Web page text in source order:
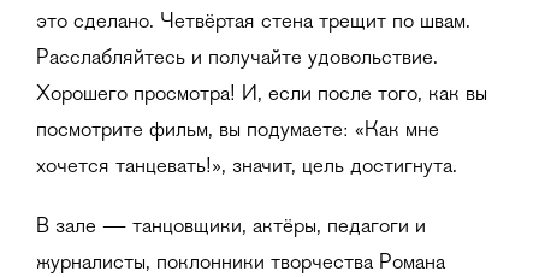
это сделано. Четвёртая стена трещит по швам.
Расслабляйтесь и получайте удовольствие.
Хорошего просмотра! И, если после того, как вы
посмотрите фильм, вы подумаете: «Как мне
хочется танцевать!», значит, цель достигнута.
В зале — танцовщики, актёры, педагоги и
журналисты, поклонники творчества Романа